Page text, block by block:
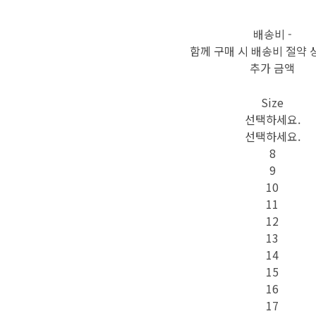
배송비 -
함께 구매 시 배송비 절약
추가 금액
Size
선택하세요.
선택하세요.
8
9
10
11
12
13
14
15
16
17